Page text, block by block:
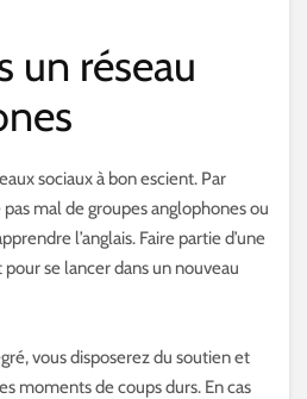
un réseau
sociaux à bon escient. Par
mal de groupes anglophones ou
l’anglais. Faire partie d’une
se lancer dans un nouveau
vous disposerez du soutien et
moments de coups durs. En cas